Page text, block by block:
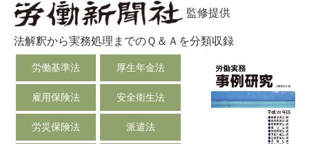
監修提供
法解釈から実務処理までのＱ＆Ａを分類収録
労働基準法 厚生年金法
雇用保険法 安全衛生法
労災保険法 派遣法